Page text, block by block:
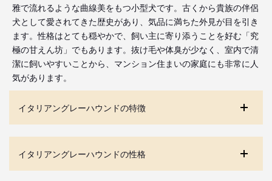
雅で流れるような曲線美をもつ小型犬です。古くから貴族の伴侶
犬として愛されてきた歴史があり、気品に満ちた外見が目を引き
ます。性格はとても穏やかで、飼い主に寄り添うことを好む「究
極の甘えん坊」でもあります。抜け毛や体臭が少なく、室内で清
潔に飼いやすいことから、マンション住まいの家庭にも非常に人
気があります。
イタリアングレーハウンドの特徴
イタリアングレーハウンドの性格